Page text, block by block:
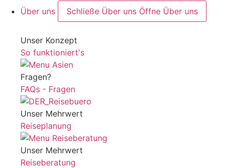
Über uns
Schließe Über uns Öffne Über uns
Unser Konzept
So funktioniert's
Fragen?
FAQs - Fragen
Unser Mehrwert
Reiseplanung
Unser Mehrwert
Reiseberatung